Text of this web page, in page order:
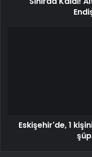
Eskişehir'de, 1